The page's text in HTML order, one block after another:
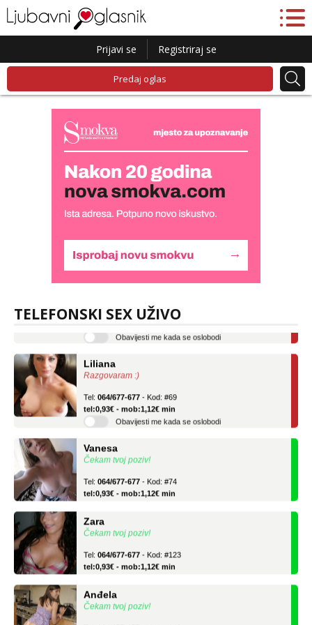
Prijavi se Registriraj se
Predaj oglas
TELEFONSKI SEX UŽIVO
Lucija
Razgovaram :)
tel:0,93€ - mob:1,12€ min
Razgovaram :)
tel:0,93€ - mob:1,12€ min
Obavijesti me kada se oslobodi
Čekam tvoj poziv!
tel:0,93€ - mob:1,12€ min
Čekam tvoj poziv!
tel:0,93€ - mob:1,12€ min
Čekam tvoj poziv!